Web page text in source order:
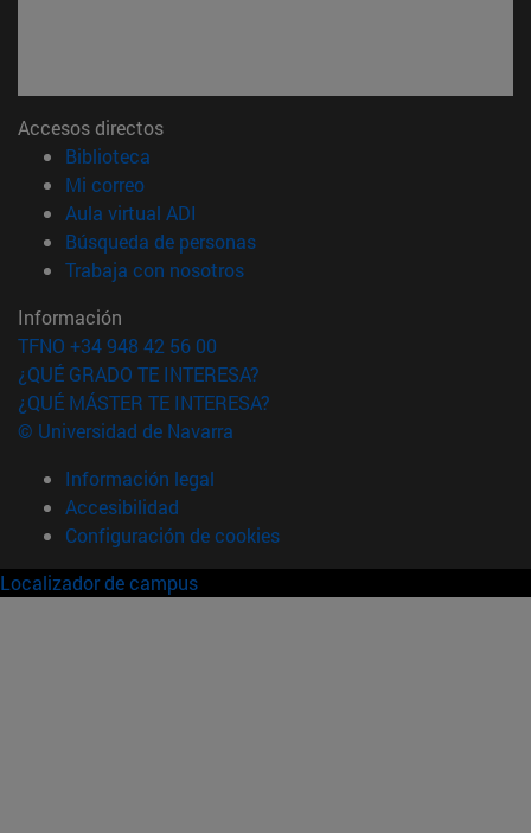
Accesos directos
Biblioteca
Mi correo(abre en nueva ventana)
Aula virtual ADI
Búsqueda de personas(abre en nueva ventana)
Trabaja con nosotros(abre en nueva ventana)
Información
TFNO +34 948 42 56 00
¿QUÉ GRADO TE INTERESA?
¿QUÉ MÁSTER TE INTERESA?
© Universidad de Navarra
Información legal
Accesibilidad
Configuración de cookies
Localizador de campus